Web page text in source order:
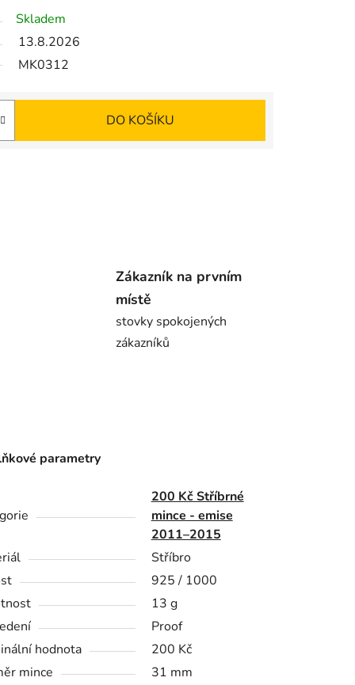
Skladem
13.8.2026
MK0312
DO KOŠÍKU
Zákazník na prvním
místě
stovky spokojených
zákazníků
parametry
200 Kč Stříbrné
mince - emise
2011–2015
Stříbro
925 / 1000
13 g
Proof
hodnota
200 Kč
mince
31 mm